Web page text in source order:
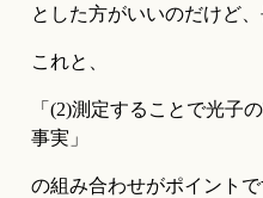
とした方がいいのだけど
これと、
「(2)測定することで光子
事実」
の組み合わせがポイントで